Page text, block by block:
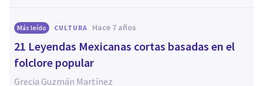
Más leído CULTURA hace 7 años
21 Leyendas Mexicanas cortas basadas en el
folclore popular
Grecia Guzmán Martínez